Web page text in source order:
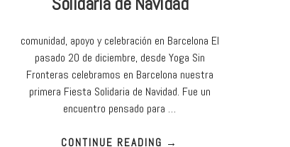
comunidad, apoyo y celebración en Barcelona El
pasado 20 de diciembre, desde Yoga Sin
Fronteras celebramos en Barcelona nuestra
primera Fiesta Solidaria de Navidad. Fue un
encuentro pensado para …
CONTINUE READING →